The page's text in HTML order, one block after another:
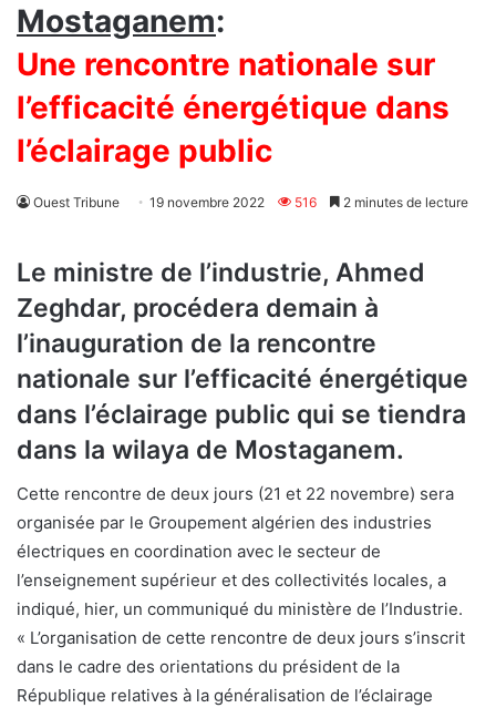
Mostaganem:
Une rencontre nationale sur
l’efficacité énergétique dans
l’éclairage public
Ouest Tribune 19 novembre 2022 516 2 minutes de lecture
Le ministre de l’industrie, Ahmed
Zeghdar, procédera demain à
l’inauguration de la rencontre
nationale sur l’efficacité énergétique
dans l’éclairage public qui se tiendra
dans la wilaya de Mostaganem.
Cette rencontre de deux jours (21 et 22 novembre) sera
organisée par le Groupement algérien des industries
électriques en coordination avec le secteur de
l’enseignement supérieur et des collectivités locales, a
indiqué, hier, un communiqué du ministère de l’Industrie.
« L’organisation de cette rencontre de deux jours s’inscrit
dans le cadre des orientations du président de la
République relatives à la généralisation de l’éclairage